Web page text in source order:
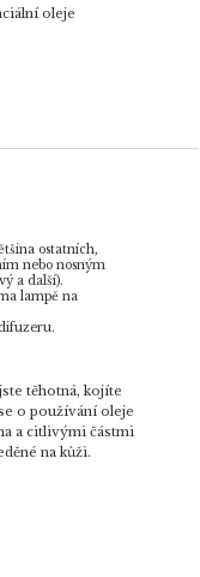
oleje
ostatních,
nebo nosným
a další).
lampě na
těhotná, kojíte
o používání oleje
a citlivými částmi
na kůži.